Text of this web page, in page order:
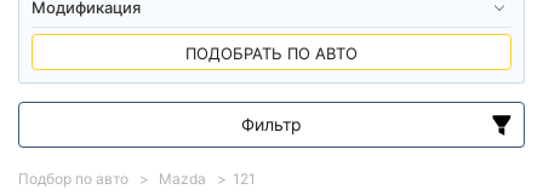
Подбор по авто Mazda 121
ПОДОБРАТЬ ПО АВТО
Фильтр
Диапазон цен